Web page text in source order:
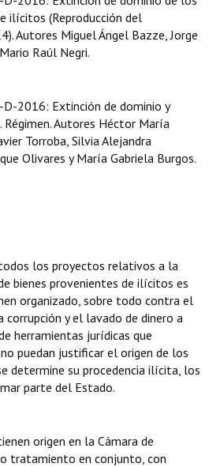
- Registro
ilícitos (Reproducción del
Autores Miguel Ángel Bazze, Jorge
Raúl Negri.
2016: Extinción de dominio y
Régimen. Autores Héctor María
Torroba, Silvia Alejandra
Olivares y María Gabriela Burgos.
los proyectos relativos a la
bienes provenientes de ilícitos es
organizado, sobre todo contra el
y el lavado de dinero a
herramientas jurídicas que
puedan justificar el origen de los
determine su procedencia ilícita, los
parte del Estado.
origen en la Cámara de
tratamiento en conjunto, con